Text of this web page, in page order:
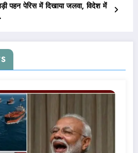
पहन पेरिस में दिखाया जलवा, विदेश में